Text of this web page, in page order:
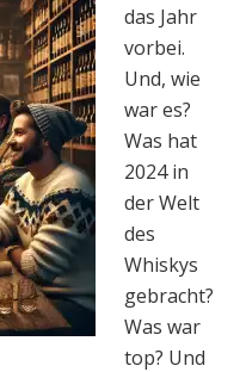
das Jahr
vorbei.
Und, wie
war es?
Was hat
2024 in
der Welt
des
Whiskys
gebracht?
Was war
top? Und